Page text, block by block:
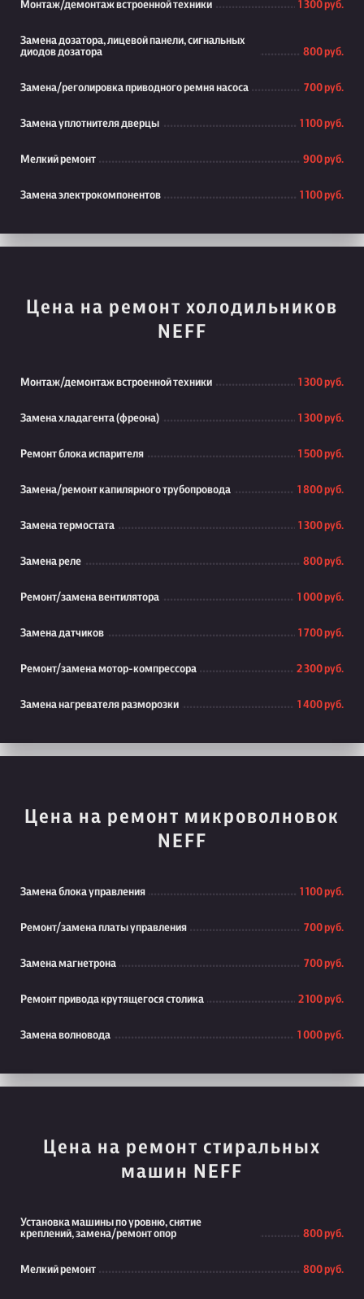
Монтаж/демонтаж встроенной техники 1 300 руб.
Замена дозатора, лицевой панели, сигнальных
диодов дозатора
800 руб.
Замена/реголировка приводного ремня насоса 700 руб.
Замена уплотнителя дверцы 1 100 руб.
Мелкий ремонт 900 руб.
Замена электрокомпонентов 1 100 руб.
Цена на ремонт холодильников
NEFF
Монтаж/демонтаж встроенной техники 1 300 руб.
Замена хладагента (фреона) 1 300 руб.
Ремонт блока испарителя 1 500 руб.
Замена/ремонт капилярного трубопровода 1 800 руб.
Замена термостата 1 300 руб.
Замена реле 800 руб.
Ремонт/замена вентилятора 1 000 руб.
Замена датчиков 1 700 руб.
Ремонт/замена мотор-компрессора 2 300 руб.
Замена нагревателя разморозки 1 400 руб.
Цена на ремонт микроволновок
NEFF
Замена блока управления 1 100 руб.
Ремонт/замена платы управления 700 руб.
Замена магнетрона 700 руб.
Ремонт привода крутящегося столика 2 100 руб.
Замена волновода 1 000 руб.
Цена на ремонт стиральных
машин NEFF
Установка машины по уровню, снятие
креплений, замена/ремонт опор
800 руб.
Мелкий ремонт 800 руб.